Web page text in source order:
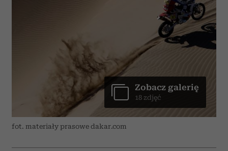
fot. materiały prasowe dakar.com
Zobacz galerię
18 zdjęć